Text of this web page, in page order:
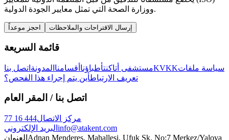
ووزارة الصحة التي تمثل معايير الجودة الدولية.
احجز موعداً إرسال الاقتراحات والملاحظات
قائمة السريعة
مستشفى أتاكنتأطباؤنا أقسامنا المدونة اتصل بنا KVKKسياسة ملفات
تعريف الارتباطأين يتم إجراء هذا الفحص؟
اتصل بنا / المقر العام
مركز الاتصال444 16 77
البريد الإلكتروني info@atakent.com
العنوان Adnan Menderes, Mahallesi, Ufuk Sk. No:7 Merkez/Yalova